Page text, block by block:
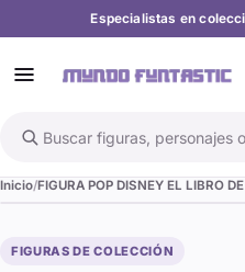
Especialistas en
Buscar en el catálogo
Inicio FIGURA POP DISNEY EL LIBRO
FIGURAS DE COLECCIÓN